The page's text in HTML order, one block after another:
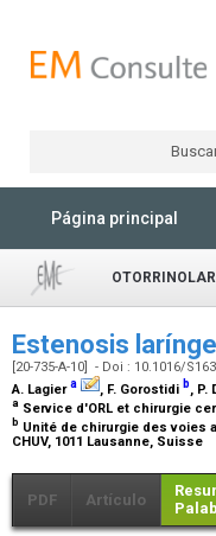
Página principal
Estenosis
[20-735-A-10] - Doi : 10.1016/
A. Lagiera , F. Gorostidi b, P.
a Service d'ORL et chirurgie
b Unité de chirurgie des voies
CHUV, 1011 Lausanne, Suisse
PDF Artículo